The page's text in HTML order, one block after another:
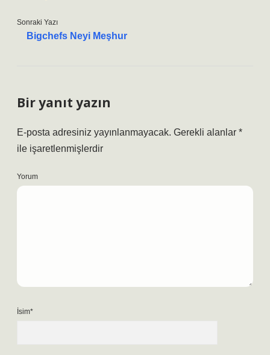
Sonraki Yazı
Bigchefs Neyi Meşhur
Bir yanıt yazın
E-posta adresiniz yayınlanmayacak. Gerekli alanlar *
ile işaretlenmişlerdir
Yorum
İsim*